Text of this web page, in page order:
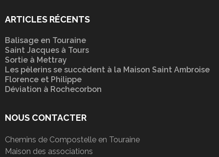
ARTICLES RÉCENTS
Balisage en Touraine
Saint Jacques à Tours
Sortie à Mettray
Les pèlerins se succèdent à la Maison Saint Ambroise
Florence et Philippe
Déviation à Rochecorbon
NOUS CONTACTER
Chemins de Compostelle en Touraine
Maison des associations